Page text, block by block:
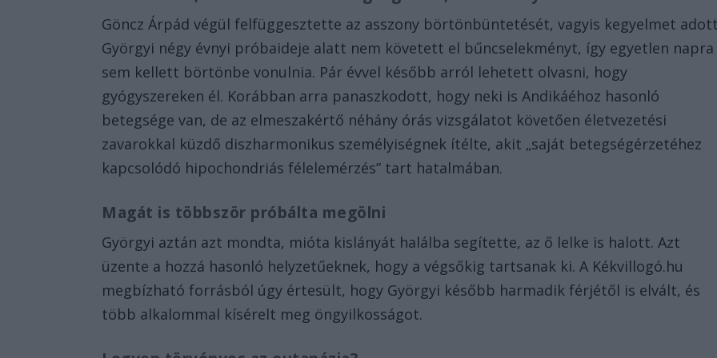
Göncz Árpád végül felfüggesztette az asszony börtönbüntetését, vagyis kegyelmet
Györgyi négy évnyi próbaideje alatt nem követett el bűncselekményt, így egyetlen napra
sem kellett börtönbe vonulnia. Pár évvel később arról lehetett olvasni, hogy
gyógyszereken él. Korábban arra panaszkodott, hogy neki is Andikáéhoz hasonló
betegsége van, de az elmeszakértő néhány órás vizsgálatot követően életvezetési
zavarokkal küzdő diszharmonikus személyiségnek ítélte, akit „saját betegségérzetéhez
kapcsolódó hipochondriás félelemérzés” tart hatalmában.
Magát is többször próbálta megölni
Györgyi aztán azt mondta, mióta kislányát halálba segítette, az ő lelke is halott. Azt
üzente a hozzá hasonló helyzetűeknek, hogy a végsőkig tartsanak ki. A Kékvillogó.hu
megbízható forrásból úgy értesült, hogy Györgyi később harmadik férjétől is elvált, és
több alkalommal kísérelt meg öngyilkosságot.